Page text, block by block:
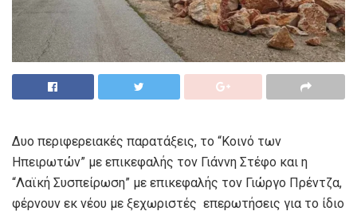
Δυο περιφερειακές παρατάξεις, το “Κοινό των
Ηπειρωτών” με επικεφαλής τον Γιάννη Στέφο και η
“Λαϊκή Συσπείρωση” με επικεφαλής τον Γιώργο Πρέντζα,
φέρνουν εκ νέου με ξεχωριστές επερωτήσεις για το ίδιο